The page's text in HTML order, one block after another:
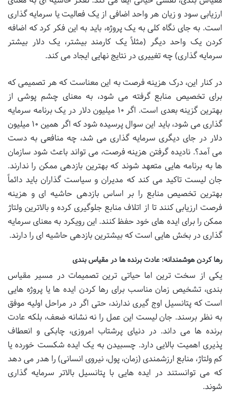
ارزیابی سود و زیان هر واحد اضافی از یک فعالیت یا سرمایه گذاری
است. به جای نگاه کلی به یک پروژه، باید به این فکر کرد که اضافه
کردن یک واحد دیگر (مثلاً یک کارمند بیشتر، یک دلار بیشتر
سرمایه گذاری) چه تغییری در نتایج نهایی ایجاد می کند.
در کنار این، درک هزینه فرصت به این معناست که هر تصمیمی که
برای تخصیص منابع گرفته می شود، به معنای چشم پوشی از
بهترین گزینه بعدی است. اگر ۱۰ میلیون دلار در یک برنامه سرمایه
گذاری می شود، باید این سوال پرسیده شود که اگر همین ۱۰ میلیون
دلار در جای دیگری سرمایه گذاری می شد، چه منافعی به دست
می آمد؟. نادیده گرفتن هزینه فرصت، می تواند باعث شود سازمان
ها به برنامه هایی متعهد شوند که بهترین بازدهی ممکن را ندارند.
جان لیست تاکید می کند که مدیران و سیاست گذاران باید دائماً
بهترین تخصیص منابع را بر اساس بازدهی حاشیه ای و هزینه
فرصت ارزیابی کنند تا از اتلاف منابع جلوگیری کرده و بالاترین ولتاژ
ممکن را برای ایده های خود حفظ کنند. این رویکرد به معنای سرمایه
گذاری در بخش هایی است که بیشترین بازدهی حاشیه ای را دارند.
رها کردن هوشمندانه: عادت برنده ها در مقیاس بندی
یکی از سخت ترین اما حیاتی ترین تصمیمات در مسیر مقیاس
بندی، تشخیص زمان مناسب برای رها کردن ایده ها یا پروژه هایی
است که پتانسیل اوج گیری ندارند، حتی اگر در مراحل اولیه موفق
به نظر برسند. جان لیست این عمل را نه نشانه ضعف، بلکه عادت
برنده ها می داند. در دنیای پرشتاب امروزی، چابکی و انعطاف
پذیری اهمیت بالایی دارد. چسبیدن به یک ایده شکست خورده یا
کم ولتاژ، منابع ارزشمندی (زمان، پول، نیروی انسانی) را هدر می دهد
که می توانستند در ایده هایی با پتانسیل بالاتر سرمایه گذاری
شوند.